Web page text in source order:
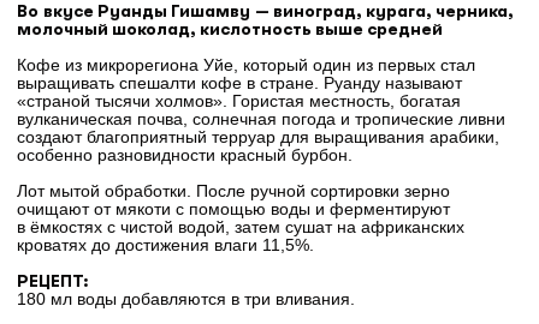
Во вкусе Руанды Гишамву — виноград, курага, черника,
молочный шоколад, кислотность выше средней
Кофе из микрорегиона Уйе, который один из первых стал
выращивать спешалти кофе в стране. Руанду называют
«страной тысячи холмов». Гористая местность, богатая
вулканическая почва, солнечная погода и тропические ливни
создают благоприятный терруар для выращивания арабики,
особенно разновидности красный бурбон.
Лот мытой обработки. После ручной сортировки зерно
очищают от мякоти с помощью воды и ферментируют
в ёмкостях с чистой водой, затем сушат на африканских
кроватях до достижения влаги 11,5%.
РЕЦЕПТ:
180 мл воды добавляются в три вливания.